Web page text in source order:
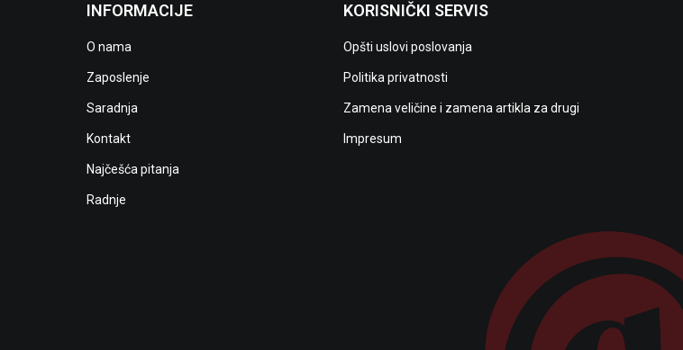
INFORMACIJE
O nama
Zaposlenje
Saradnja
Kontakt
Najčešća pitanja
Radnje
KORISNIČKI SERVIS
Opšti uslovi poslovanja
Politika privatnosti
Zamena veličine i zamena artikla za drugi
Impresum